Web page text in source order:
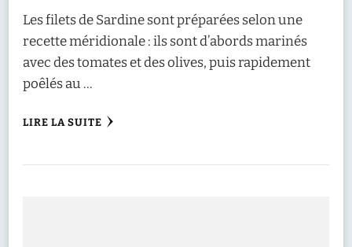
Les filets de Sardine sont préparées selon une
recette méridionale : ils sont d’abords marinés
avec des tomates et des olives, puis rapidement
poêlés au …
LIRE LA SUITE